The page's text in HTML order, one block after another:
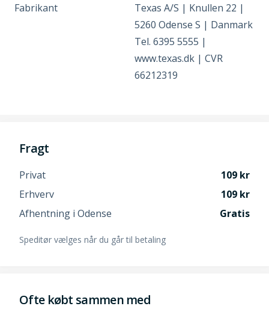
Fabrikant
Texas A/S | Knullen 22 |
5260 Odense S | Danmark
Tel. 6395 5555 |
www.texas.dk | CVR
66212319
Fragt
Privat
109
Erhverv
109
Afhentning i Odense
Gratis
Speditør vælges når du går til betaling
Ofte købt sammen med